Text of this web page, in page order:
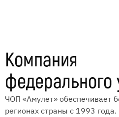
Компания
федерального
ЧОП «Амулет» обеспечивает
регионах страны с 1993